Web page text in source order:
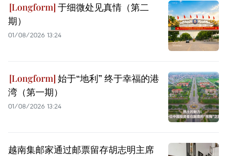
于细微处见真情（第二
期）
01/08/2026 13:24
始于“地利” 终于幸福的港
湾（第一期）
01/08/2026 13:24
越南集邮家通过邮票留存胡志明主席